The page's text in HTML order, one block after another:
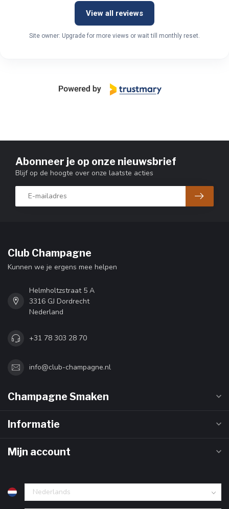
View all reviews
Site owner: Upgrade for more views or wait till monthly reset.
Abonneer je op onze nieuwsbrief
Blijf op de hoogte over onze laatste acties
Club Champagne
Kunnen we je ergens mee helpen
Helmholtzstraat 5 A
3316 GJ Dordrecht
Nederland
+31 78 303 28 70
info@club-champagne.nl
Champagne Smaken
Informatie
Mijn account